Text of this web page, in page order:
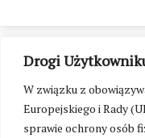
Drogi
W związku z
Europejskiego i Rady
sprawie ochrony osób